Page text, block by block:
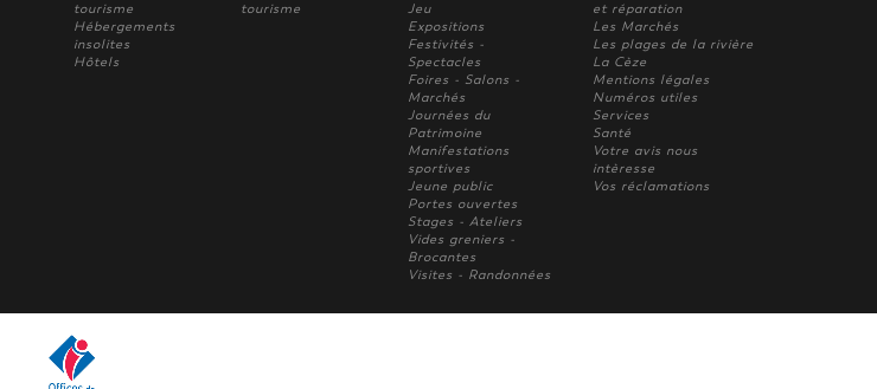
tourisme
Hébergements
insolites
Hôtels
tourisme
Jeu
Expositions
Festivités -
Spectacles
Foires - Salons -
Marchés
Journées du
Patrimoine
Manifestations
sportives
Jeune public
Portes ouvertes
Stages - Ateliers
Vides greniers -
Brocantes
Visites - Randonnées
et réparation
Les Marchés
Les plages de la rivière
La Cèze
Mentions légales
Numéros utiles
Services
Santé
Votre avis nous
intèresse
Vos réclamations